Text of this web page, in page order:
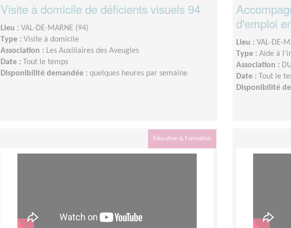
Visite à domicile de déficients visuels 94
Lieu : VAL-DE-MARNE (94)
Type : Visite à domicile
Association : Les Auxiliaires des Aveugles
Date :
Tout le temps
Disponibilité demandée : quelques heures par semaine
d'emploi
Lieu : VAL-DE-
Type : Aide à
Association :
Date :
Tout le
Disponibilité
Éducation & Formation